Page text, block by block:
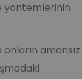
yöntemlerinin
amansız